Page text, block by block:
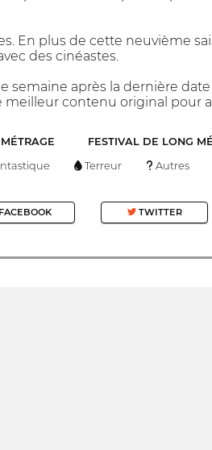
En plus de cette neuvième
des cinéastes.
après la dernière
meilleur contenu original pour
FESTIVAL DE LONG
Terreur Autres
TWITTER